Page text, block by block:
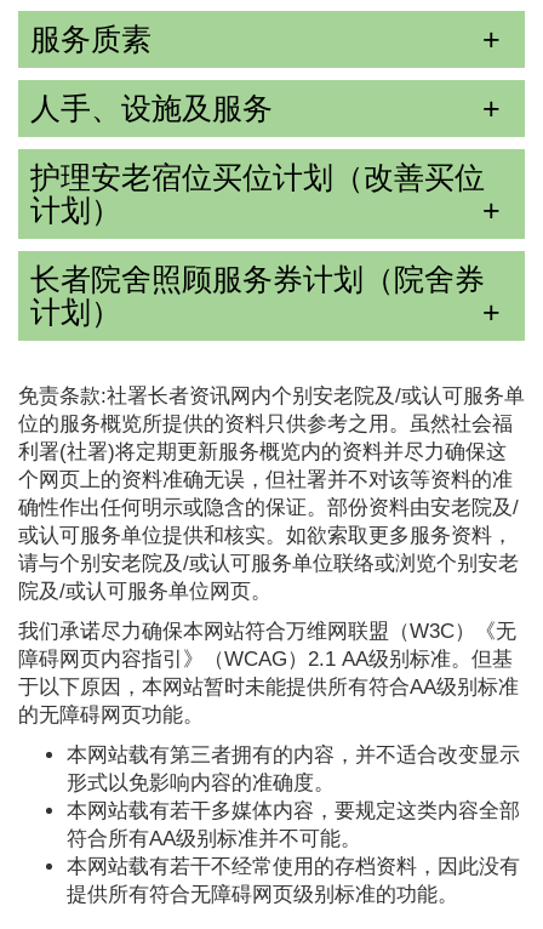
服务质素
人手、设施及服务
护理安老宿位买位计划（改善买位
计划）
长者院舍照顾服务券计划（院舍券
计划）
免责条款:社署长者资讯网内个别安老院及/或认可服务单
位的服务概览所提供的资料只供参考之用。虽然社会福
利署(社署)将定期更新服务概览内的资料并尽力确保这
个网页上的资料准确无误，但社署并不对该等资料的准
确性作出任何明示或隐含的保证。部份资料由安老院及/
或认可服务单位提供和核实。如欲索取更多服务资料，
请与个别安老院及/或认可服务单位联络或浏览个别安老
院及/或认可服务单位网页。
我们承诺尽力确保本网站符合万维网联盟（W3C）《无
障碍网页内容指引》（WCAG）2.1 AA级别标准。但基
于以下原因，本网站暂时未能提供所有符合AA级别标准
的无障碍网页功能。
本网站载有第三者拥有的内容，并不适合改变显示
形式以免影响内容的准确度。
本网站载有若干多媒体内容，要规定这类内容全部
符合所有AA级别标准并不可能。
本网站载有若干不经常使用的存档资料，因此没有
提供所有符合无障碍网页级别标准的功能。